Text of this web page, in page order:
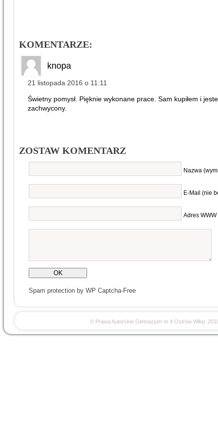
KOMENTARZE:
knopa
21 listopada 2016 o 11:11
Świetny pomysł. Pięknie wykonane prace. Sam kupiłem i
zachwycony.
ZOSTAW KOMENTARZ
Nazwa
E-Mail (nie
Adres WWW
Spam protection by WP Captcha-Free
© Prawa Autorskie Gimnazjum nr 4 Ostrów Wlkp.